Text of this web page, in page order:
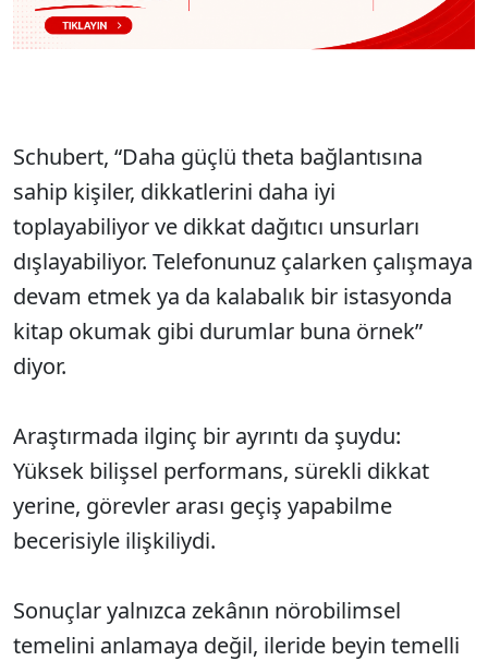
Schubert, “Daha güçlü theta bağlantısına
sahip kişiler, dikkatlerini daha iyi
toplayabiliyor ve dikkat dağıtıcı unsurları
dışlayabiliyor. Telefonunuz çalarken çalışmaya
devam etmek ya da kalabalık bir istasyonda
kitap okumak gibi durumlar buna örnek”
diyor.
Araştırmada ilginç bir ayrıntı da şuydu:
Yüksek bilişsel performans, sürekli dikkat
yerine, görevler arası geçiş yapabilme
becerisiyle ilişkiliydi.
Sonuçlar yalnızca zekânın nörobilimsel
temelini anlamaya değil, ileride beyin temelli